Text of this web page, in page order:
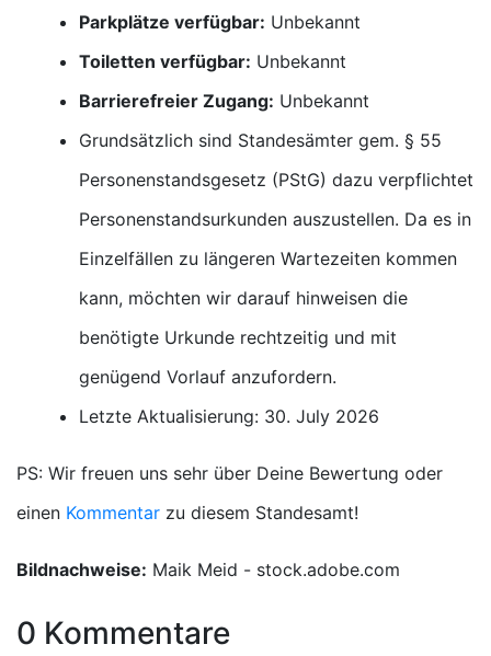
Parkplätze verfügbar: Unbekannt
Toiletten verfügbar: Unbekannt
Barrierefreier Zugang: Unbekannt
Grundsätzlich sind Standesämter gem. § 55
Personenstandsgesetz (PStG) dazu verpflichtet
Personenstandsurkunden auszustellen. Da es in
Einzelfällen zu längeren Wartezeiten kommen
kann, möchten wir darauf hinweisen die
benötigte Urkunde rechtzeitig und mit
genügend Vorlauf anzufordern.
Letzte Aktualisierung: 30. July 2026
PS: Wir freuen uns sehr über Deine Bewertung oder
einen Kommentar zu diesem Standesamt!
Bildnachweise: Maik Meid - stock.adobe.com
0 Kommentare